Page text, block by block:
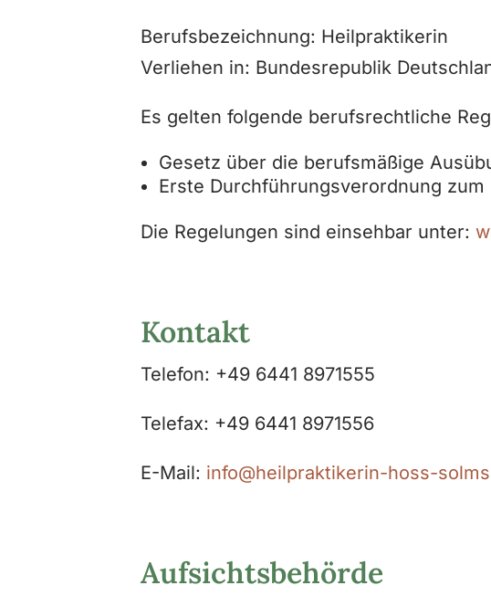
Berufsbezeichnung: Heilpraktikerin
Verliehen in: Bundesrepublik
Es gelten folgende berufsrechtliche
Gesetz über die berufsmäßige
Erste Durchführungsverordnung
Die Regelungen sind einsehbar unter:
Kontakt
Telefon: +49 6441 8971555
Telefax: +49 6441 8971556
E-Mail: info@heilpraktikerin-hoss-
Aufsichtsbehörde